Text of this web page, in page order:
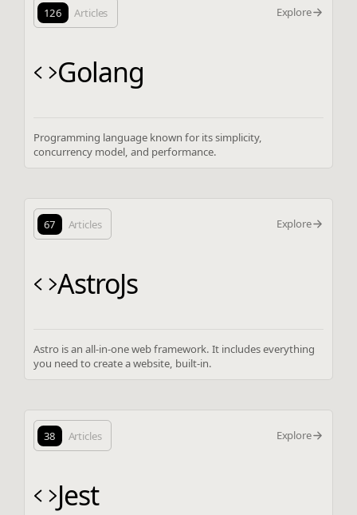
126 Articles Explore
Golang
Programming language known for its simplicity,
concurrency model, and performance.
67 Articles Explore
AstroJs
Astro is an all-in-one web framework. It includes everything
you need to create a website, built-in.
38 Articles Explore
Jest